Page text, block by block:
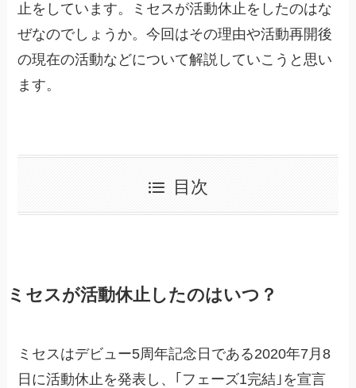
止をしています。ミセスが活動休止をしたのはな
ぜなのでしょうか。今回はその理由や活動再開後
の現在の活動などについて解説していこうと思い
ます。
目次
ミセスが活動休止したのはいつ？
ミセスはデビュー5周年記念日である2020年7月8
日に活動休止を発表し、｢フェーズ1完結｣を宣言